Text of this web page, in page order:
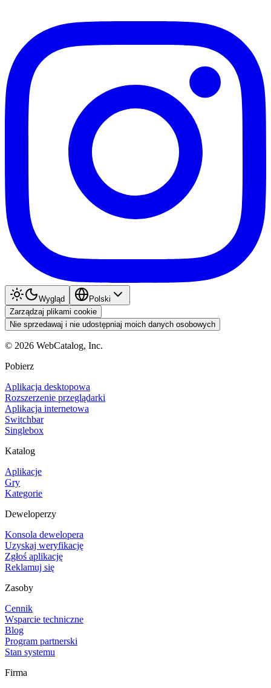
Wygląd
Polski
Zarządzaj plikami cookie
Nie sprzedawaj i nie udostępniaj moich danych osobowych
© 2026 WebCatalog, Inc.
Pobierz
Aplikacja desktopowa
Rozszerzenie przeglądarki
Aplikacja internetowa
Switchbar
Singlebox
Katalog
Aplikacje
Gry
Kategorie
Deweloperzy
Konsola dewelopera
Uzyskaj weryfikację
Zgłoś aplikację
Reklamuj się
Zasoby
Cennik
Wsparcie techniczne
Blog
Program partnerski
Stan systemu
Firma